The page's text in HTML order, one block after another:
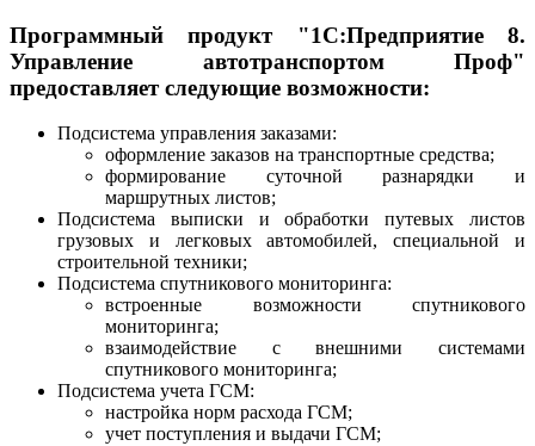
Программный продукт "1С:Предприятие 8.
Управление автотранспортом Проф"
предоставляет следующие возможности:
Подсистема управления заказами:
оформление заказов на транспортные средства;
формирование суточной разнарядки и
маршрутных листов;
Подсистема выписки и обработки путевых листов
грузовых и легковых автомобилей, специальной и
строительной техники;
Подсистема спутникового мониторинга:
встроенные возможности спутникового
мониторинга;
взаимодействие с внешними системами
спутникового мониторинга;
Подсистема учета ГСМ:
настройка норм расхода ГСМ;
учет поступления и выдачи ГСМ;